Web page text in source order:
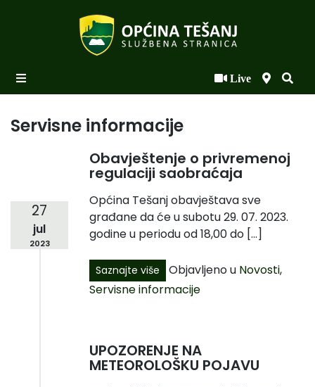
Live
Novosti po kategorijama
Općinski načelnik
Općinsko vijeće
Servisne informacije
27
jul
2023
Obavještenje o privremenoj
regulaciji saobraćaja
Općina Tešanj obavještava sve
građane da će u subotu 29. 07. 2023.
godine u periodu od 18,00 do […]
Saznajte više Objavljeno u Novosti,
Servisne informacije
UPOZORENJE NA
METEOROLOŠKU POJAVU